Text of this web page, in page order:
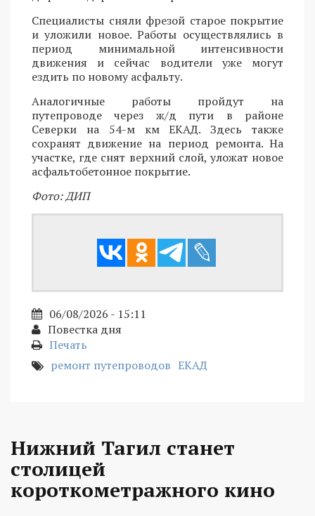
Специалисты сняли фрезой старое покрытие
и уложили новое. Работы осуществлялись в
период минимальной интенсивности
движения и сейчас водители уже могут
ездить по новому асфальту.
Аналогичные работы пройдут на
путепроводе через ж/д пути в районе
Северки на 54-м км ЕКАД. Здесь также
сохранят движение на период ремонта. На
участке, где снят верхний слой, уложат новое
асфальтобетонное покрытие.
Фото: ДИП
06/08/2026 - 15:11
Повестка дня
Печать
ремонт путепроводов ЕКАД
Нижний Тагил станет
столицей
короткометражного кино